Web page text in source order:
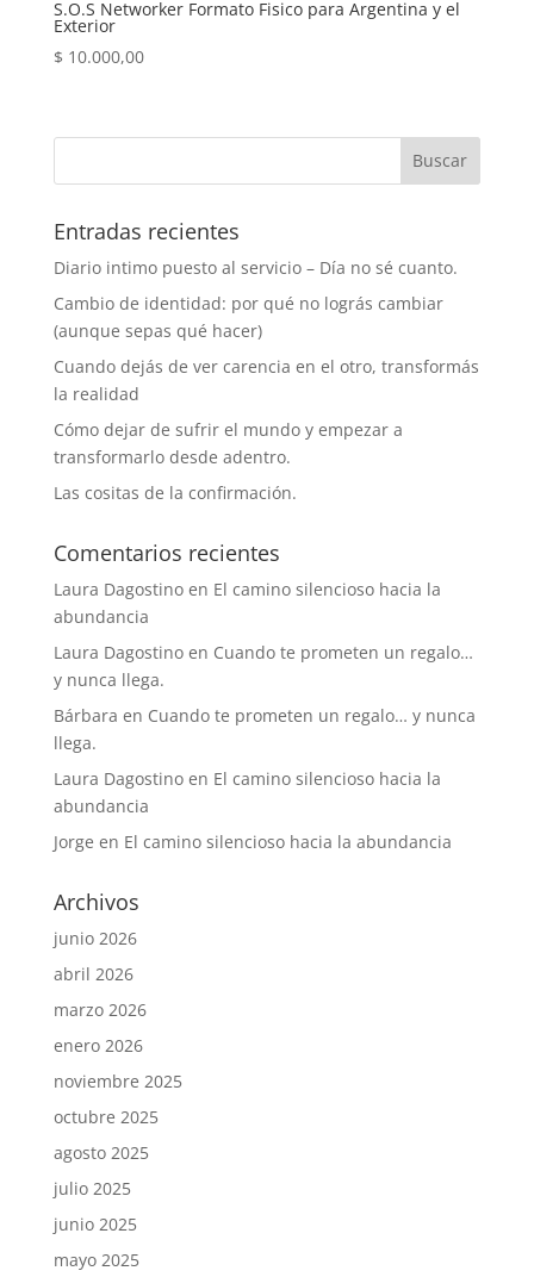
S.O.S Networker Formato Fisico para Argentina y el
Exterior
$ 10.000,00
Entradas recientes
Diario intimo puesto al servicio – Día no sé cuanto.
Cambio de identidad: por qué no lográs cambiar
(aunque sepas qué hacer)
Cuando dejás de ver carencia en el otro, transformás
la realidad
Cómo dejar de sufrir el mundo y empezar a
transformarlo desde adentro.
Las cositas de la confirmación.
Comentarios recientes
Laura Dagostinoen El camino silencioso hacia la
abundancia
Laura Dagostinoen Cuando te prometen un regalo…
y nunca llega.
Bárbara en Cuando te prometen un regalo… y nunca
llega.
Laura Dagostinoen El camino silencioso hacia la
abundancia
Jorge en El camino silencioso hacia la abundancia
Archivos
junio 2026
abril 2026
marzo 2026
enero 2026
noviembre 2025
octubre 2025
agosto 2025
julio 2025
junio 2025
mayo 2025